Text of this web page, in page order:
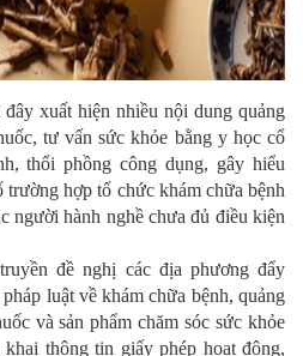
xuất hiện nhiều nội dung quảng
tư vấn sức khỏe bằng y học cổ
thổi phồng công dụng, gây hiểu
hợp tổ chức khám chữa bệnh
người hành nghề chưa đủ điều kiện
đề nghị các địa phương đẩy
luật về khám chữa bệnh, quảng
và sản phẩm chăm sóc sức khỏe
thông tin giấy phép hoạt động,